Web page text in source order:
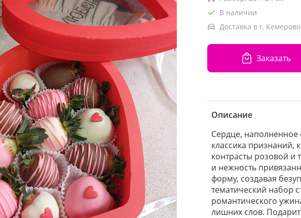
В наличии
Доставка в г.
Заказать
Описание
Сердце,
классика признаний,
контрасты розовой и
и нежность
форму, создавая
тематический набор
романтического
лишних слов.